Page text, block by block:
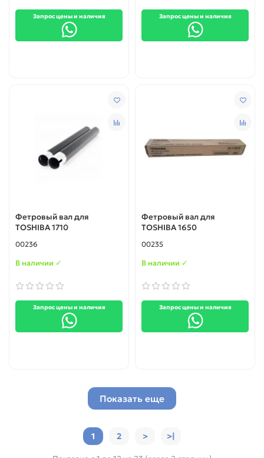
Запрос цены и наличия Запрос цены и наличия
Фетровый вал для
TOSHIBA 1710
00236
В наличии ✓
Запрос цены и наличия
Фетровый вал для
TOSHIBA 1650
00235
В наличии ✓
Запрос цены и наличия
Показать еще
1 2 > >|